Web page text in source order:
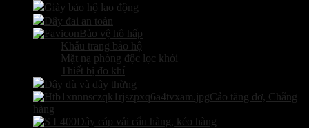
Giày bảo hộ lao động
Dây đai an toàn
Bảo vệ hô hấp
Khẩu trang bảo hộ
Mặt nạ phòng độc lọc khói
Thiết bị đo khí
Dây dù và dây thừng
Cảo tăng đơ, Chằng
hàng
Dây cáp vải cẩu hàng, kéo hàng